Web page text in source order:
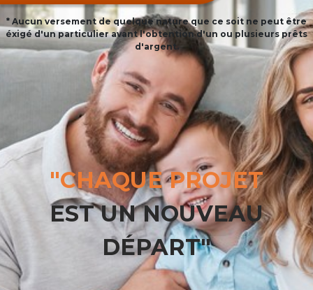
* Aucun versement de quelque nature que ce soit ne peut être
éxigé d'un particulier avant l'obtention d'un ou plusieurs prêts
d'argent.
"CHAQUE PROJET
EST UN NOUVEAU
DÉPART"